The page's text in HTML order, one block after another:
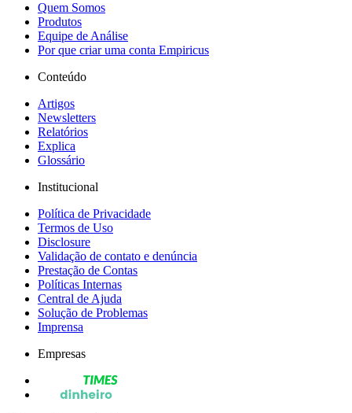
Quem Somos
Produtos
Equipe de Análise
Por que criar uma conta Empiricus
Conteúdo
Artigos
Newsletters
Relatórios
Explica
Glossário
Institucional
Política de Privacidade
Termos de Uso
Disclosure
Validação de contato e denúncia
Prestação de Contas
Políticas Internas
Central de Ajuda
Solução de Problemas
Imprensa
Empresas